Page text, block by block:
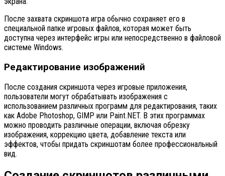
После захвата скриншота игра обычно сохраняет его в
специальной папке игровых файлов, которая может быть
доступна через интерфейс игры или непосредственно в файловой
системе Windows.
Редактирование изображений
После создания скриншота через игровые приложения,
пользователи могут обрабатывать изображения с
использованием различных программ для редактирования, таких
как Adobe Photoshop, GIMP или Paint.NET. В этих программах
можно проводить различные операции, включая обрезку
изображения, коррекцию цвета, добавление текста или
эффектов, чтобы придать скриншотам более профессиональный
вид.